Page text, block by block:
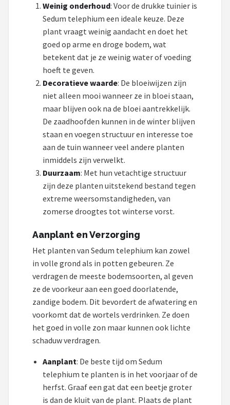
Alle merken →
Weinig onderhoud: Voor de drukke tuinier is
Sedum telephium een ideale keuze. Deze
plant vraagt weinig aandacht en doet het
goed op arme en droge bodem, wat
betekent dat je ze weinig water of voeding
hoeft te geven.
Decoratieve waarde: De bloeiwijzen zijn
niet alleen mooi wanneer ze in bloei staan,
maar blijven ook na de bloei aantrekkelijk.
De zaadhoofden kunnen in de winter blijven
staan en voegen structuur en interesse toe
aan de tuin wanneer veel andere planten
inmiddels zijn verwelkt.
Duurzaam: Met hun vetachtige structuur
zijn deze planten uitstekend bestand tegen
extreme weersomstandigheden, van
zomerse droogtes tot winterse vorst.
Aanplant en Verzorging
Het planten van Sedum telephium kan zowel
in volle grond als in potten gebeuren. Ze
verdragen de meeste bodemsoorten, al geven
ze de voorkeur aan een goed doorlatende,
zandige bodem. Dit bevordert de afwatering en
voorkomt dat de wortels verdrinken. Ze doen
het goed in volle zon maar kunnen ook lichte
schaduw verdragen.
Aanplant: De beste tijd om Sedum
telephium te planten is in het voorjaar of de
herfst. Graaf een gat dat een beetje groter
is dan de kluit van de plant. Plaats de plant